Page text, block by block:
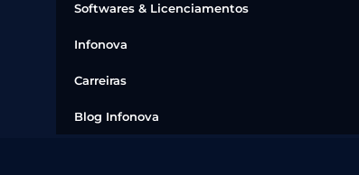
Softwares & Licenciamentos
Infonova
Carreiras
Blog Infonova